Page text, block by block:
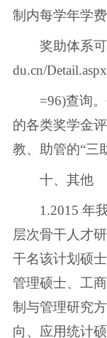
制内每学年学费
奖助体系可
du.cn/
=96)查询。
的各类奖学金
教、助管的“三
十、其他
1.2015 年我
层次骨干人才
干名该计划硕
管理硕士、工
制与管理研究
向、应用统计